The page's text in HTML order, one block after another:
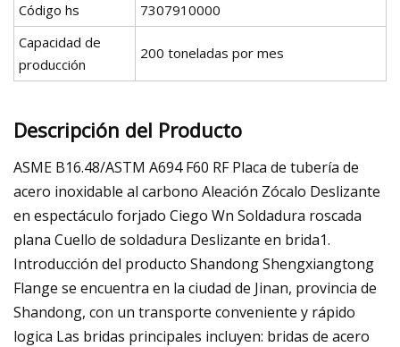
Código hs
7307910000
Capacidad de
producción
200 toneladas por mes
Descripción del Producto
ASME B16.48/ASTM A694 F60 RF Placa de tubería de
acero inoxidable al carbono Aleación Zócalo Deslizante
en espectáculo forjado Ciego Wn Soldadura roscada
plana Cuello de soldadura Deslizante en brida1.
Introducción del producto Shandong Shengxiangtong
Flange se encuentra en la ciudad de Jinan, provincia de
Shandong, con un transporte conveniente y rápido
logica Las bridas principales incluyen: bridas de acero